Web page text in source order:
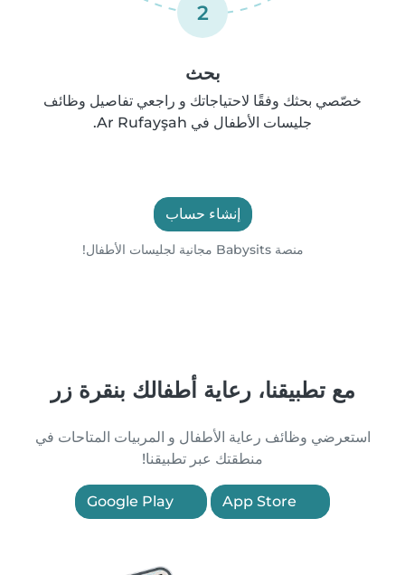
2
بحث
خصّصي بحثك وفقًا لاحتياجاتك و راجعي تفاصيل وظائف
جليسات الأطفال في Ar Rufayşah.
إنشاء حساب
منصة Babysits مجانية لجليسات الأطفال!
مع تطبيقنا، رعاية أطفالك بنقرة زر
استعرضي وظائف رعاية الأطفال و المربيات المتاحات في
منطقتك عبر تطبيقنا!